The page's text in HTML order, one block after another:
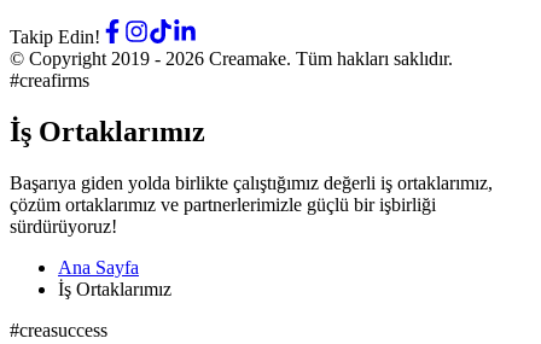
Takip Edin!
© Copyright 2019 - 2026 Creamake. Tüm hakları saklıdır.
#creafirms
İş Ortaklarımız
Başarıya giden yolda birlikte çalıştığımız değerli iş ortaklarımız,
çözüm ortaklarımız ve partnerlerimizle güçlü bir işbirliği
sürdürüyoruz!
Ana Sayfa
İş Ortaklarımız
#creasuccess